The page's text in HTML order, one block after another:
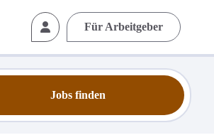
Für Arbeitgeber
Jobs finden